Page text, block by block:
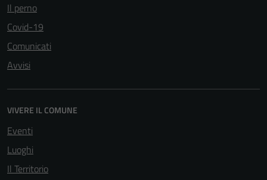
Il perno
Covid-19
Comunicati
Avvisi
VIVERE IL COMUNE
Eventi
Luoghi
Il Territorio